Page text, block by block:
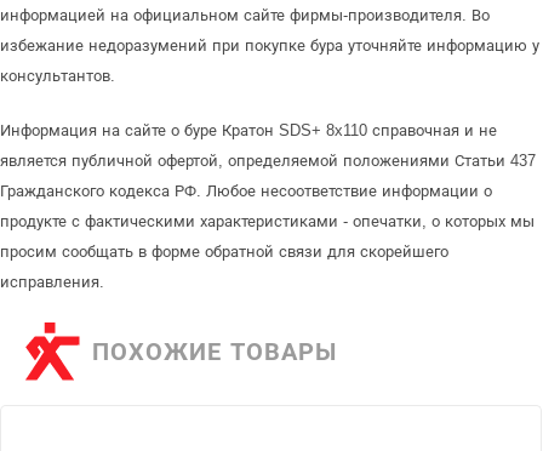
информацией на официальном сайте фирмы-производителя. Во
избежание недоразумений при покупке бура уточняйте информацию у
консультантов.
Информация на сайте о буре Кратон SDS+ 8x110 справочная и не
является публичной офертой, определяемой положениями Статьи 437
Гражданского кодекса РФ. Любое несоответствие информации о
продукте с фактическими характеристиками - опечатки, о которых мы
просим сообщать в форме обратной связи для скорейшего
исправления.
ПОХОЖИЕ ТОВАРЫ